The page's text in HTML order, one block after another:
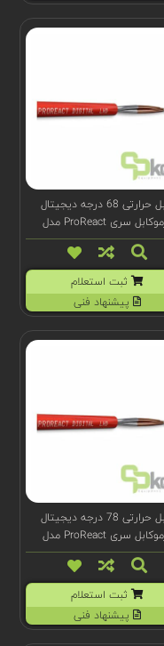
کابل حرارتی 68 درجه دیجیتال
ترموکابل سری ProReact مدل
F1070
ثبت استعلام
پیشنهاد فنی
کابل حرارتی 78 درجه دیجیتال
ترموکابل سری ProReact مدل
F1066
ثبت استعلام
پیشنهاد فنی